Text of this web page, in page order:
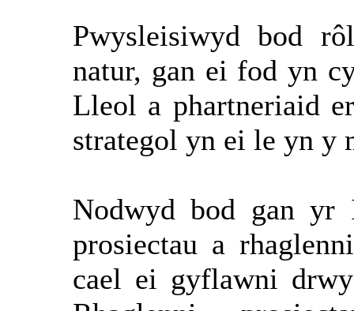
Pwysleisiwyd bod
natur, gan ei fod yn
Lleol a phartneriaid
strategol yn ei le yn y
Nodwyd bod gan yr
prosiectau a
cael ei gyflawni